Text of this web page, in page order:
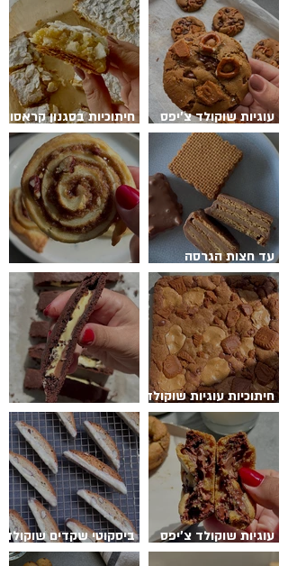
עוגיות שוקולד צ׳יפס
בייגלה לוטוס פרווה
חיתוכיות בסגנון קראסון
שקדים
עד חצות הגרסה
הביתית והמושלמת
עוגיות קינמונים פקאן
חיתוכיות עוגיות שוקולד
צ’יפס לוטוס
ביסקוטי בלונדי
עוגיות שוקולד צ’יפס
מאפינס
ביסקוטי שקדים שוקולד
לבן